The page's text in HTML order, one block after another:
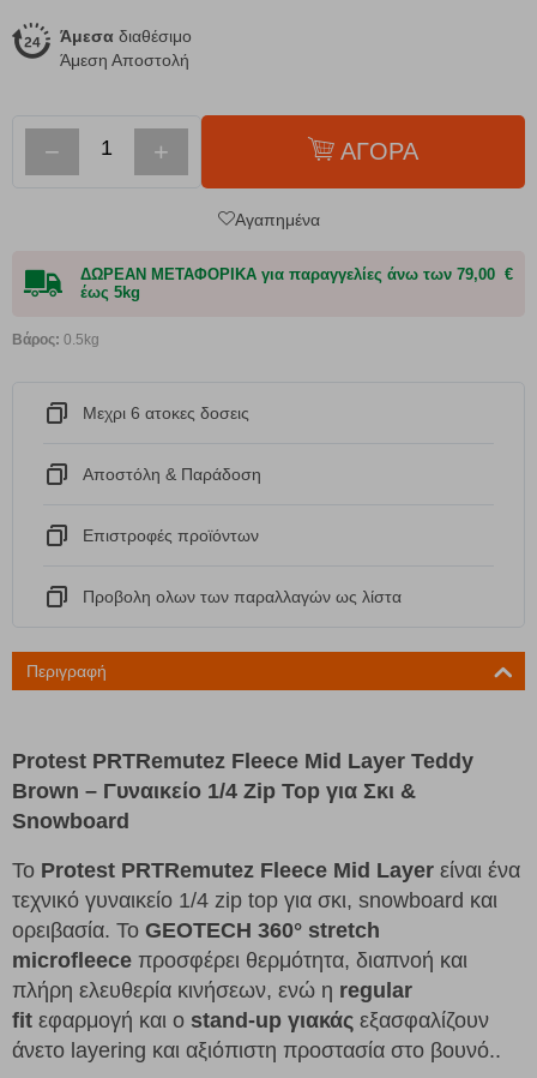
Άμεσα διαθέσιμο
Άμεση Αποστολή
− + ΑΓΟΡΑ
Αγαπημένα
ΔΩΡΕΑΝ ΜΕΤΑΦΟΡΙΚΑ για παραγγελίες άνω των 79,00 €
έως 5kg
Βάρος: 0.5kg
Μεχρι 6 ατοκες δοσεις
Αποστόλη & Παράδοση
Eπιστροφές προϊόντων
Προβολη ολων των παραλλαγών ως λίστα
Περιγραφή
Protest PRTRemutez Fleece Mid Layer Teddy
Brown – Γυναικείο 1/4 Zip Top για Σκι &
Snowboard
Το Protest PRTRemutez Fleece Mid Layer είναι ένα
τεχνικό γυναικείο 1/4 zip top για σκι, snowboard και
ορειβασία. Το GEOTECH 360° stretch
microfleece προσφέρει θερμότητα, διαπνοή και
πλήρη ελευθερία κινήσεων, ενώ η regular
fit εφαρμογή και ο stand-up γιακάς εξασφαλίζουν
άνετο layering και αξιόπιστη προστασία στο βουνό..